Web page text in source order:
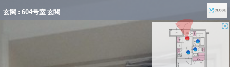
玄関 : 604号室 玄関